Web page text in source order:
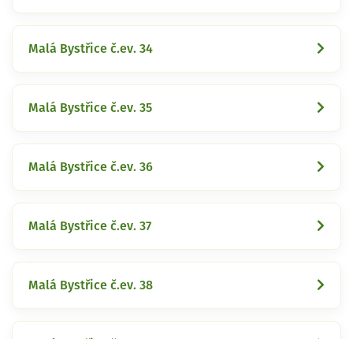
Malá Bystřice č.ev. 34
Malá Bystřice č.ev. 35
Malá Bystřice č.ev. 36
Malá Bystřice č.ev. 37
Malá Bystřice č.ev. 38